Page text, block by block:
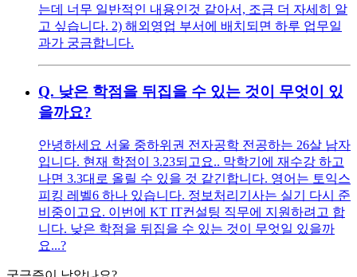
는데 너무 일반적인 내용인것 같아서, 조금 더 자세히 알
고 싶습니다. 2) 해외영업 부서에 배치되면 하루 업무일
과가 궁금합니다.
Q. 낮은 학점을 뒤집을 수 있는 것이 무엇이 있
을까요?
안녕하세요 서울 중하위권 전자공학 전공하는 26살 남자
입니다. 현재 학점이 3.23되고요.. 막학기에 재수강 하고
나면 3.3대로 올릴 수 있을 것 같긴합니다. 영어는 토익스
피킹 레벨6 하나 있습니다. 정보처리기사는 실기 다시 준
비중이고요. 이번에 KT IT컨설팅 직무에 지원하려고 합
니다. 낮은 학점을 뒤집을 수 있는 것이 무엇일 있을까
요...?